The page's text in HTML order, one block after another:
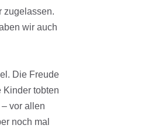
zugelassen.
wir auch
Die Freude
tobten
vor allen
noch mal